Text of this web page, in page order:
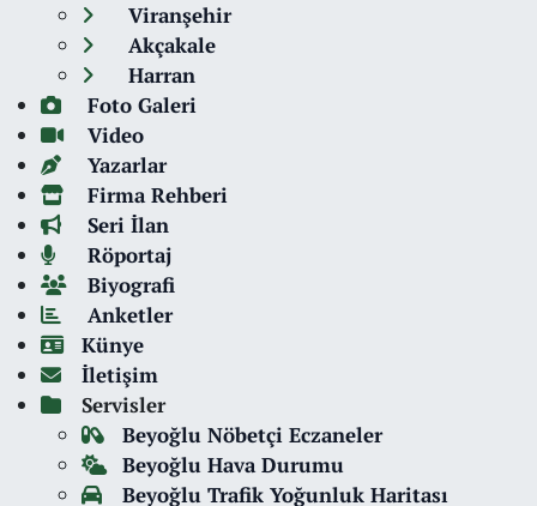
Viranşehir
Akçakale
Harran
Foto Galeri
Video
Yazarlar
Firma Rehberi
Seri İlan
Röportaj
Biyografi
Anketler
Künye
İletişim
Servisler
Beyoğlu Nöbetçi Eczaneler
Beyoğlu Hava Durumu
Beyoğlu Trafik Yoğunluk Haritası